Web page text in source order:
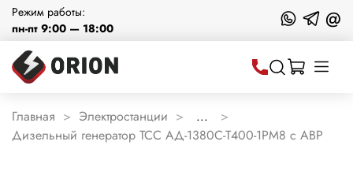
Режим работы:
пн-пт 9:00 — 18:00
@
Главная Электростанции
...
Дизельный генератор ТСС АД-1380С-Т400-1РМ8 с АВР